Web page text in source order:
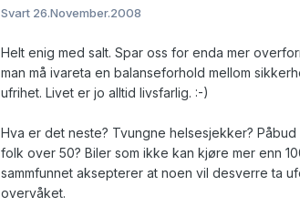
Svart 26.November.2008
Helt enig med salt. Spar oss for enda mer
man må ivareta en balanseforhold mellom
ufrihet. Livet er jo alltid livsfarlig. :-)
Hva er det neste? Tvungne helsesjekker?
folk over 50? Biler som ikke kan kjøre mer enn
sammfunnet aksepterer at noen vil desverre ta
overvåket.